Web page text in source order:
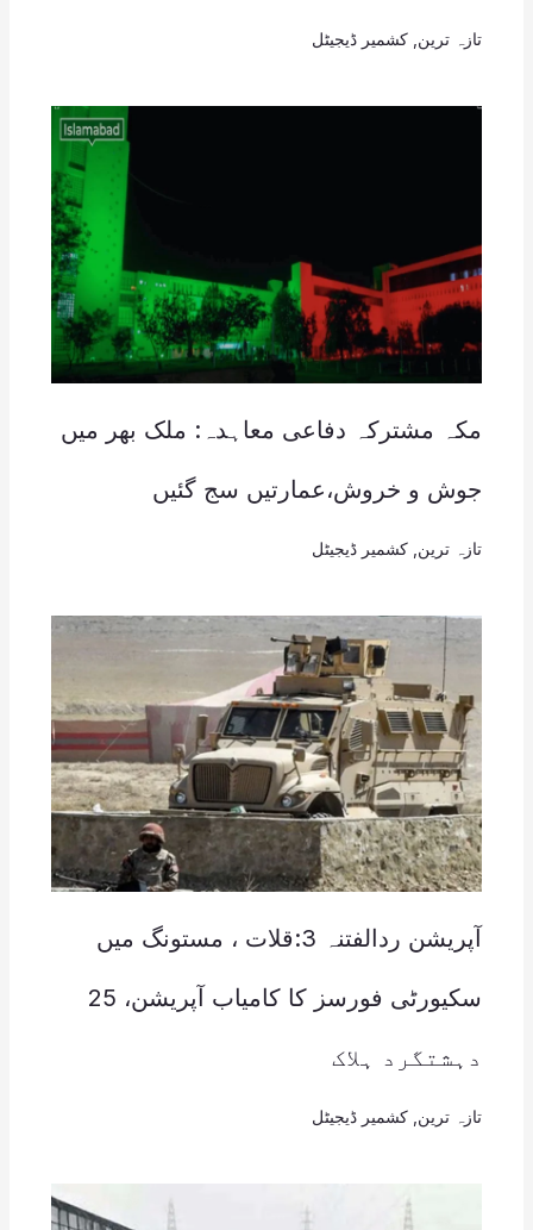
تازہ ترین کشمیر ڈیجیٹل
مکہ مشترکہ دفاعی معاہدہ: ملک بھر میں
جوش و خروش،عمارتیں سج گئیں
تازہ ترین کشمیر ڈیجیٹل
آپریشن ردالفتنہ 3:قلات ، مستونگ میں
سکیورٹی فورسز کا کامیاب آپریشن، 25
دہشتگرد ہلاک
تازہ ترین کشمیر ڈیجیٹل